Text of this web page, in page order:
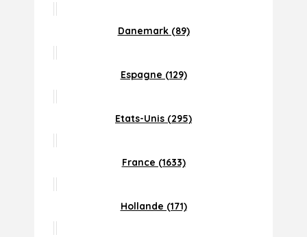
Danemark (89)
Espagne (129)
Etats-Unis (295)
France (1633)
Hollande (171)